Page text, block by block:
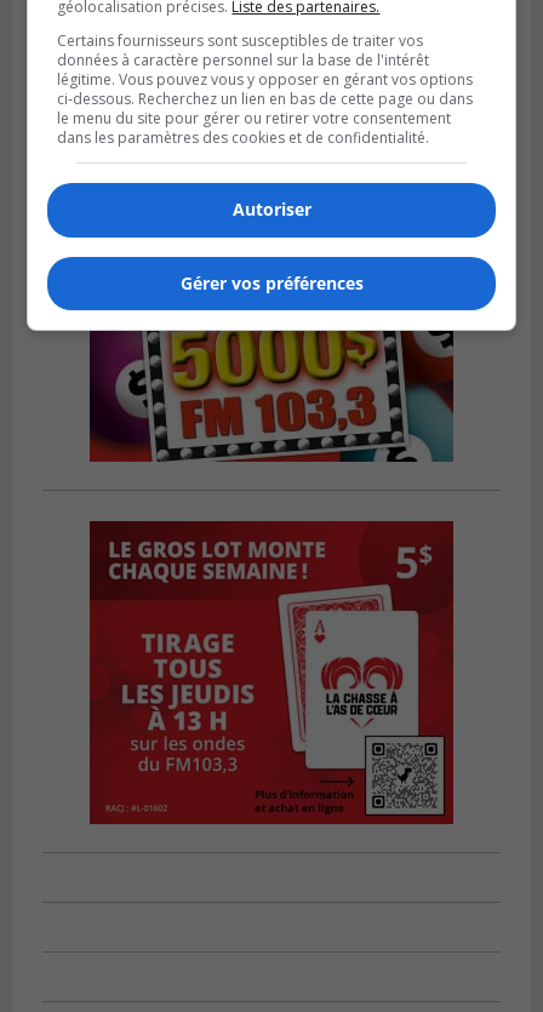
Publié le 5 août 2026 à 09h42
La SQ lance un appel à la population pour
retrouver un homme disparu
géolocalisation précises. Liste des partenaires.
Certains fournisseurs sont susceptibles de traiter vos
données à caractère personnel sur la base de l'intérêt
légitime. Vous pouvez vous y opposer en gérant vos options
ci-dessous. Recherchez un lien en bas de cette page ou dans
le menu du site pour gérer ou retirer votre consentement
dans les paramètres des cookies et de confidentialité.
Autoriser
Gérer vos préférences